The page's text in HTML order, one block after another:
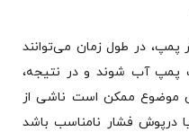
در طول زمان می‌توانند
پمپ آب شوند و در نتیجه،
موضوع ممکن است ناشی از
درپوش فشار نامناسب باشد